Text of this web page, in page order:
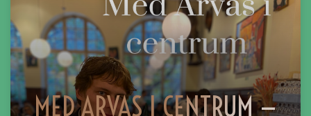
MED ARVAS I CENTRUM —